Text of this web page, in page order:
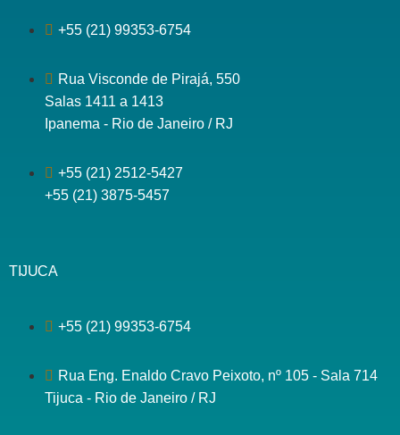
+55 (21) 99353-6754
Rua Visconde de Pirajá, 550
Salas 1411 a 1413
Ipanema - Rio de Janeiro / RJ
+55 (21) 2512-5427
+55 (21) 3875-5457
TIJUCA
+55 (21) 99353-6754
Rua Eng. Enaldo Cravo Peixoto, nº 105 - Sala 714
Tijuca - Rio de Janeiro / RJ